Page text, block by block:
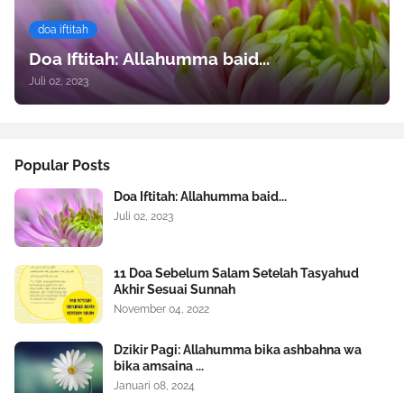
doa iftitah
Doa Iftitah: Allahumma baid...
Juli 02, 2023
Popular Posts
Doa Iftitah: Allahumma baid...
Juli 02, 2023
11 Doa Sebelum Salam Setelah Tasyahud
Akhir Sesuai Sunnah
November 04, 2022
Dzikir Pagi: Allahumma bika ashbahna wa
bika amsaina ...
Januari 08, 2024